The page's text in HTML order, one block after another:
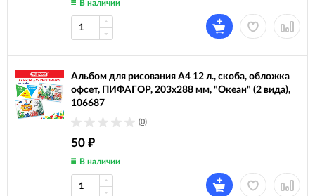
В наличии
Альбом для рисования А4 12 л., скоба, обложка
офсет, ПИФАГОР, 203х288 мм, "Океан" (2 вида),
106687
(0)
50 ₽
В наличии